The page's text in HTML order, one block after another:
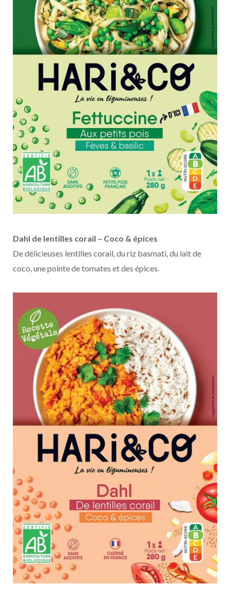
Dahl de lentilles corail – Coco & épices
De délicieuses lentilles corail, du riz basmati, du lait de
coco, une pointe de tomates et des épices.